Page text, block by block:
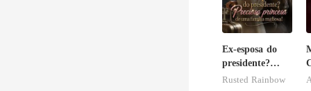
Ex-esposa do
presidente?
Preciosa
Rusted Rainbow